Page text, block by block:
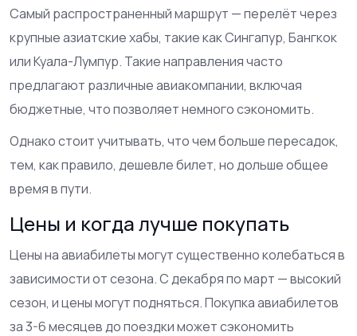
Самый распространенный маршрут — перелёт через
крупные азиатские хабы, такие как Сингапур, Бангкок
или Куала-Лумпур. Такие направления часто
предлагают различные авиакомпании, включая
бюджетные, что позволяет немного сэкономить.
Однако стоит учитывать, что чем больше пересадок,
тем, как правило, дешевле билет, но дольше общее
время в пути.
Цены и когда лучше покупать
Цены на авиабилеты могут существенно колебаться в
зависимости от сезона. С декабря по март — высокий
сезон, и цены могут подняться. Покупка авиабилетов
за 3-6 месяцев до поездки может сэкономить